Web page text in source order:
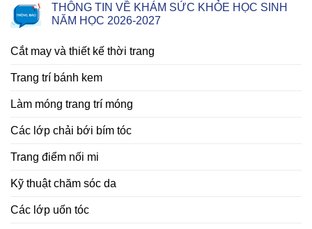
THÔNG TIN VỀ KHÁM SỨC KHỎE HỌC SINH
NĂM HỌC 2026-2027
Cắt may và thiết kế thời trang
Trang trí bánh kem
Làm móng trang trí móng
Các lớp chải bới bím tóc
Trang điểm nối mi
Kỹ thuật chăm sóc da
Các lớp uốn tóc